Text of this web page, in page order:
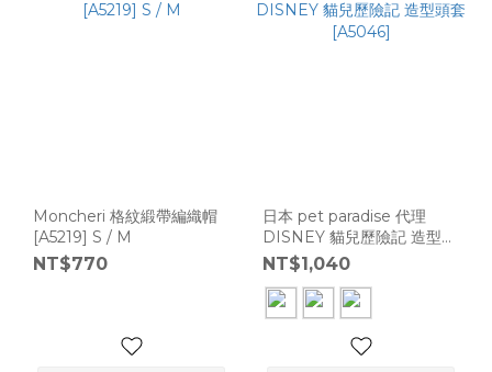
Moncheri 格紋緞帶編織帽
[A5219] S / M
NT$770
日本 pet paradise 代理
DISNEY 貓兒歷險記 造型頭
套 [A5046]
NT$1,040